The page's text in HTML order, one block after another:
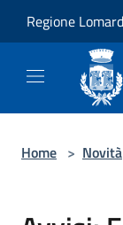
Regione
Home > Novità